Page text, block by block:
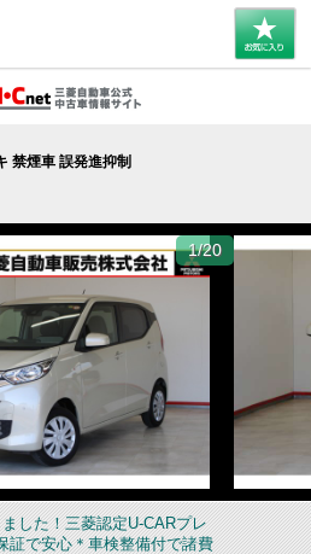
禁煙車 誤発進抑制
1/20
した！三菱認定U-CARプレ
証で安心＊車検整備付で諸費